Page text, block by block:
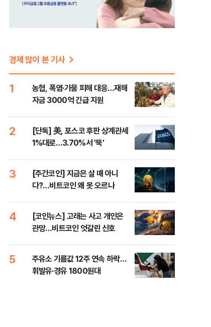
경제 많이 본 기사
1
농협, 폭염·가뭄 피해 대응…재해
자금 3000억 긴급 지원
2
[단독] 美, 포스코 후판 상계관세
1%대로…3.70%서 '뚝'
3
[주간코인] 지금은 살 때 아니
다?…비트코인 왜 못 오르나
4
[코인뉴스] 고래는 사고 개인은
관망…비트코인 엇갈린 신호
5
주유소 기름값 12주 연속 하락…
휘발유·경유 1800원대